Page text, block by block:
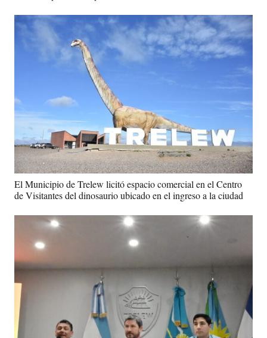
El Municipio de Trelew licitó espacio comercial en el Centro
de Visitantes del dinosaurio ubicado en el ingreso a la ciudad